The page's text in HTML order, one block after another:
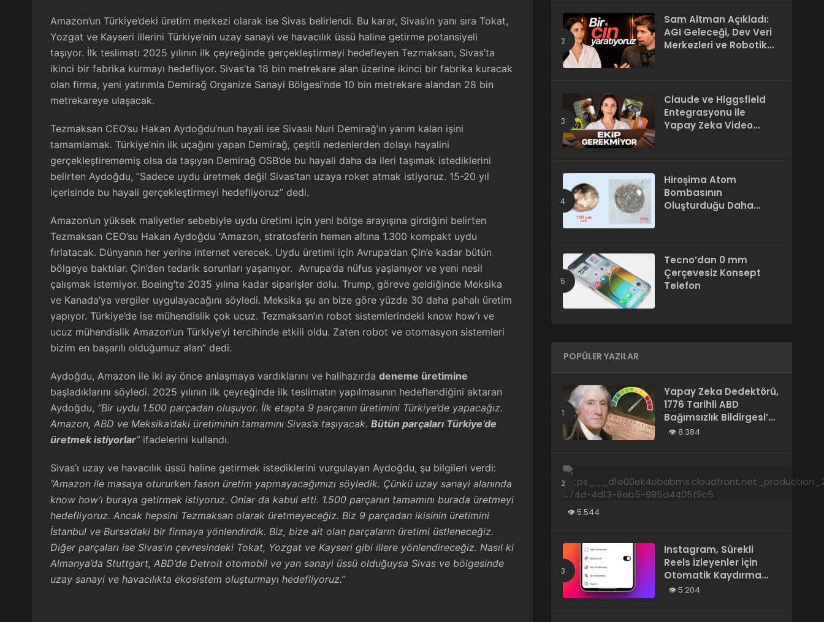
Amazon’un Türkiye’deki üretim merkezi olarak ise Sivas belirlendi. Bu karar, Sivas’ın yanı sıra Tokat,
Yozgat ve Kayseri illerini Türkiye’nin uzay sanayi ve havacılık üssü haline getirme potansiyeli
taşıyor. İlk teslimatı 2025 yılının ilk çeyreğinde gerçekleştirmeyi hedefleyen Tezmaksan, Sivas’ta
ikinci bir fabrika kurmayı hedefliyor. Sivas’ta 18 bin metrekare alan üzerine ikinci bir fabrika kuracak
olan firma, yeni yatırımla Demirağ Organize Sanayi Bölgesi’nde 10 bin metrekare alandan 28 bin
metrekareye ulaşacak.
Tezmaksan CEO’su Hakan Aydoğdu’nun hayali ise Sivaslı Nuri Demirağ’ın yarım kalan işini
tamamlamak. Türkiye’nin ilk uçağını yapan Demirağ, çeşitli nedenlerden dolayı hayalini
gerçekleştirememiş olsa da taşıyan Demirağ OSB’de bu hayali daha da ileri taşımak istediklerini
belirten Aydoğdu, “Sadece uydu üretmek değil Sivas’tan uzaya roket atmak istiyoruz. 15-20 yıl
içerisinde bu hayali gerçekleştirmeyi hedefliyoruz” dedi.
Amazon’un yüksek maliyetler sebebiyle uydu üretimi için yeni bölge arayışına girdiğini belirten
Tezmaksan CEO’su Hakan Aydoğdu “Amazon, stratosferin hemen altına 1.300 kompakt uydu
fırlatacak. Dünyanın her yerine internet verecek. Uydu üretimi için Avrupa’dan Çin’e kadar bütün
bölgeye baktılar. Çin’den tedarik sorunları yaşanıyor. Avrupa’da nüfus yaşlanıyor ve yeni nesil
çalışmak istemiyor. Boeing’te 2035 yılına kadar siparişler dolu. Trump, göreve geldiğinde Meksika
ve Kanada’ya vergiler uygulayacağını söyledi. Meksika şu an bize göre yüzde 30 daha pahalı üretim
yapıyor. Türkiye’de ise mühendislik çok ucuz. Tezmaksan’ın robot sistemlerindeki know how’ı ve
ucuz mühendislik Amazon’un Türkiye’yi tercihinde etkili oldu. Zaten robot ve otomasyon sistemleri
bizim en başarılı olduğumuz alan” dedi.
Aydoğdu, Amazon ile iki ay önce anlaşmaya vardıklarını ve halihazırda deneme üretimine
başladıklarını söyledi. 2025 yılının ilk çeyreğinde ilk teslimatın yapılmasının hedeflendiğini aktaran
Aydoğdu, “Bir uydu 1.500 parçadan oluşuyor. İlk etapta 9 parçanın üretimini Türkiye’de yapacağız.
Amazon, ABD ve Meksika’daki üretiminin tamamını Sivas’a taşıyacak. Bütün parçaları Türkiye’de
üretmek istiyorlar”ifadelerini kullandı.
Sivas’ı uzay ve havacılık üssü haline getirmek istediklerini vurgulayan Aydoğdu, şu bilgileri verdi:
“Amazon ile masaya otururken fason üretim yapmayacağımızı söyledik. Çünkü uzay sanayi alanında
know how’ı buraya getirmek istiyoruz. Onlar da kabul etti. 1.500 parçanın tamamını burada üretmeyi
hedefliyoruz. Ancak hepsini Tezmaksan olarak üretmeyeceğiz. Biz 9 parçadan ikisinin üretimini
İstanbul ve Bursa’daki bir firmaya yönlendirdik. Biz, bize ait olan parçaların üretimi üstleneceğiz.
Diğer parçaları ise Sivas’ın çevresindeki Tokat, Yozgat ve Kayseri gibi illere yönlendireceğiz. Nasıl ki
Almanya’da Stuttgart, ABD’de Detroit otomobil ve yan sanayi üssü olduğuysa Sivas ve bölgesinde
uzay sanayi ve havacılıkta ekosistem oluşturmayı hedefliyoruz.”
Sam Altman Açıkladı:
AGI Geleceği, Dev Veri
Merkezleri ve Robotik
Claude ve Higgsfield
Entegrasyonu ile
Yapay Zeka Video
Hiroşima Atom
Bombasının
Oluşturduğu Daha
Tecno’dan 0 mm
Çerçevesiz Konsept
Telefon
POPÜLER YAZILAR
Yapay Zeka Dedektörü,
1776 Tarihli ABD
Bağımsızlık Bildirgesi’ni
“Yapay Zeka
8.384
5.544
Instagram, Sürekli
Reels İzleyenler için
Otomatik Kaydırma
Özelliğini Test Ediyor
5.204